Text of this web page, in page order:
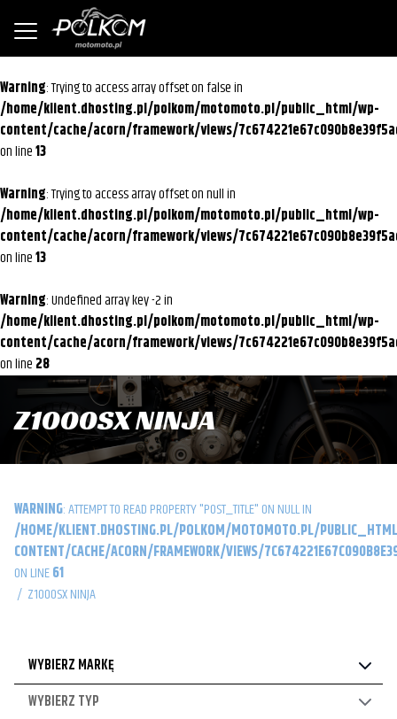
Warning : Trying to access array offset on false in
/home/klient.dhosting.pl/polkom/motomoto.pl/public_html/wp-
content/cache/acorn/framework/views/
on line13
Warning : Trying to access array offset on null in
/home/klient.dhosting.pl/polkom/motomoto.pl/public_html/wp-
content/cache/acorn/framework/views/
on line13
Warning : Undefined array key -2 in
/home/klient.dhosting.pl/polkom/motomoto.pl/public_html/wp-
content/cache/acorn/framework/views/
on line 28
Z1000SX NINJA
WARNING : ATTEMPT TO READ PROPERTY "POST_TITLE" ON NULL IN
/HOME/KLIENT.DHOSTING.PL/POLKOM/MOTOMOTO.PL/
CONTENT/CACHE/ACORN/FRAMEWORK/VIEWS/
ON LINE61
/ Z1000SX NINJA
WYBIERZ MARKĘ
WYBIERZ TYP